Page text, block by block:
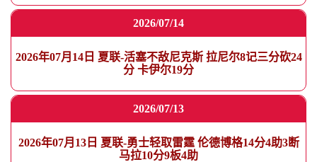
2026/07/14
2026年07月14日 夏联-活塞不敌尼克斯 拉尼尔8记三分砍24
分 卡伊尔19分
2026/07/13
2026年07月13日 夏联-勇士轻取雷霆 伦德博格14分4助3断
马拉10分9板4助